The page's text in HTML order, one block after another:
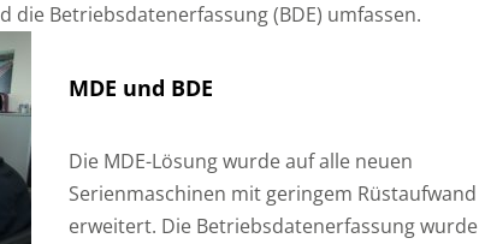
die Betriebsdatenerfassung (BDE) umfassen.
MDE und BDE
Die MDE-Lösung wurde auf alle neuen
Serienmaschinen mit geringem Rüstaufwand
erweitert. Die Betriebsdatenerfassung wurde